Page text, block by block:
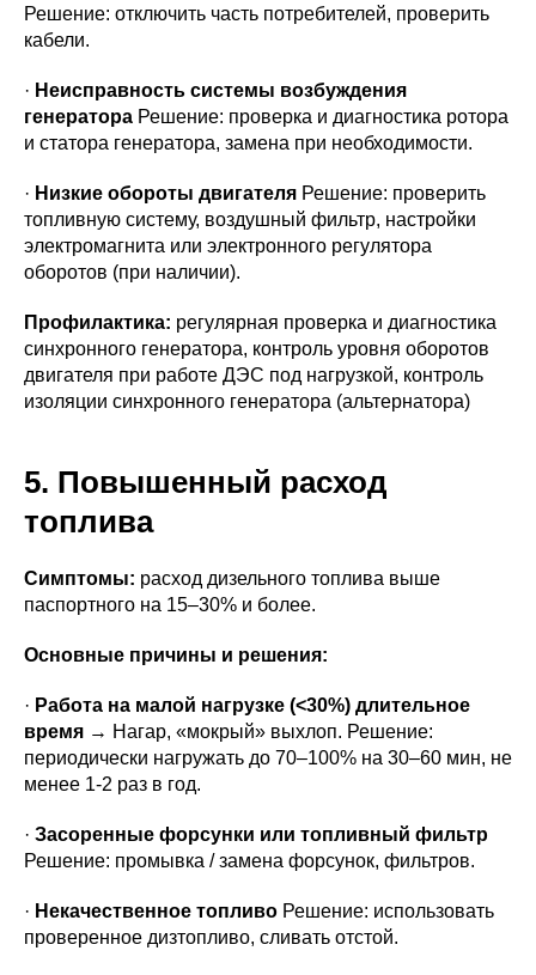
Решение: отключить часть потребителей, проверить
кабели.
· Неисправность системы возбуждения
генератора Решение: проверка и диагностика ротора
и статора генератора, замена при необходимости.
· Низкие обороты двигателя Решение: проверить
топливную систему, воздушный фильтр, настройки
электромагнита или электронного регулятора
оборотов (при наличии).
Профилактика: регулярная проверка и диагностика
синхронного генератора, контроль уровня оборотов
двигателя при работе ДЭС под нагрузкой, контроль
изоляции синхронного генератора (альтернатора)
5. Повышенный расход
топлива
Симптомы: расход дизельного топлива выше
паспортного на 15–30% и более.
Основные причины и решения:
· Работа на малой нагрузке (<30%) длительное
время → Нагар, «мокрый» выхлоп. Решение:
периодически нагружать до 70–100% на 30–60 мин, не
менее 1-2 раз в год.
· Засоренные форсунки или топливный фильтр
Решение: промывка / замена форсунок, фильтров.
· Некачественное топливо Решение: использовать
проверенное дизтопливо, сливать отстой.